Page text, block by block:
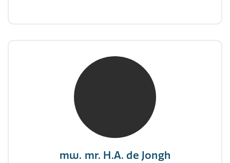
mw. mr. H.A. de Jongh
mw. mr. H.A. de Jongh
NIVRE Register-Expert
"There is no elevator to succes, you need to